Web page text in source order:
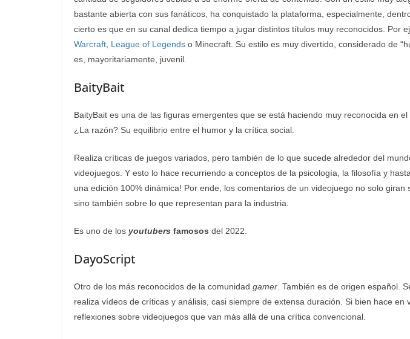
bastante abierta con sus fanáticos, ha conquistado la plataforma, especialmente,
cierto es que en su canal dedica tiempo a jugar distintos títulos muy reconocidos. Por
Warcraft League of Legends o Minecraft. Su estilo es muy divertido, considerado de
es, mayoritariamente, juvenil.
BaityBait
BaityBait es una de las figuras emergentes que se está haciendo muy reconocida en el
¿La razón? Su equilibrio entre el humor y la crítica social.
Realiza críticas de juegos variados, pero también de lo que sucede alrededor del
videojuegos. Y esto lo hace recurriendo a conceptos de la psicología, la filosofía y
una edición 100% dinámica! Por ende, los comentarios de un videojuego no solo giran
sino también sobre lo que representan para la industria.
Es uno de los youtubers famosos del 2022.
DayoScript
Otro de los más reconocidos de la comunidad gamer . También es de origen español.
realiza vídeos de críticas y análisis, casi siempre de extensa duración. Si bien hace en
reflexiones sobre videojuegos que van más allá de una crítica convencional.